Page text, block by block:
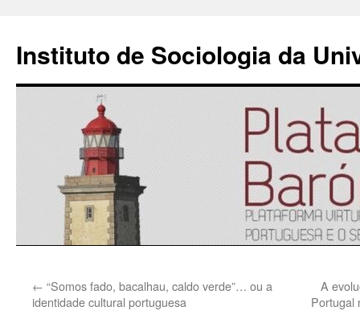
Instituto de Sociologia da
para
← “Somos fado, bacalhau, caldo verde”… ou a
identidade cultural portuguesa
A
Portugal